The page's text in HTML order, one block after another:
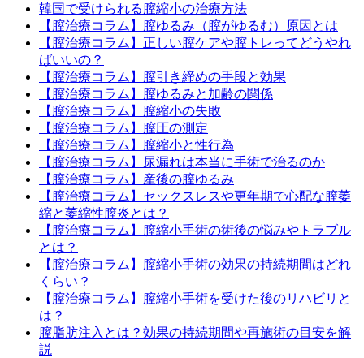
韓国で受けられる膣縮小の治療方法
【膣治療コラム】膣ゆるみ（膣がゆるむ）原因とは
【膣治療コラム】正しい膣ケアや膣トレってどうやれ
ばいいの？
【膣治療コラム】膣引き締めの手段と効果
【膣治療コラム】膣ゆるみと加齢の関係
【膣治療コラム】膣縮小の失敗
【膣治療コラム】膣圧の測定
【膣治療コラム】膣縮小と性行為
【膣治療コラム】尿漏れは本当に手術で治るのか
【膣治療コラム】産後の膣ゆるみ
【膣治療コラム】セックスレスや更年期で心配な膣萎
縮と萎縮性膣炎とは？
【膣治療コラム】膣縮小手術の術後の悩みやトラブル
とは？
【膣治療コラム】膣縮小手術の効果の持続期間はどれ
くらい？
【膣治療コラム】膣縮小手術を受けた後のリハビリと
は？
膣脂肪注入とは？効果の持続期間や再施術の目安を解
説